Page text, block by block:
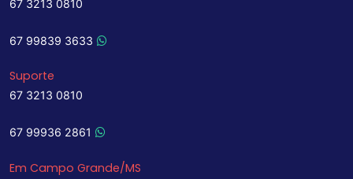
67 3213 0810
67 99839 3633
Suporte
67 3213 0810
67 99936 2861
Em Campo Grande/MS